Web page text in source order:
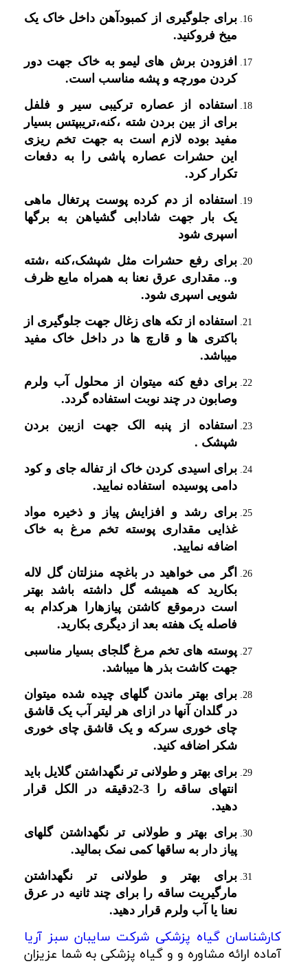
برای جلوگیری از کمبودآهن داخل خاک یک
میخ فروکنید.
افزودن برش های لیمو به خاک جهت دور
کردن مورچه و پشه مناسب است.
استفاده از عصاره ترکیبی سیر و فلفل
برای از بین بردن شته ،کنه،تریبپتس بسیار
مفید بوده لازم است به جهت تخم ریزی
این حشرات عصاره پاشی را به دفعات
تکرار کرد.
استفاده از دم کرده پوست پرتغال ماهی
یک بار جهت شادابی گشیاهن به برگها
اسپری شود
برای رفع حشرات مثل شپشک،کنه ،شته
و.. مقداری عرق نعنا به همراه مایع ظرف
شویی اسپری شود.
استفاده از تکه های زغال جهت جلوگیری از
باکتری ها و قارچ ها در داخل خاک مفید
میباشد.
برای دفع کنه میتوان از محلول آب ولرم
وصابون در چند نوبت استفاده گردد.
استفاده از پنبه الک جهت ازبین بردن
شپشک .
برای اسیدی کردن خاک از تفاله جای و کود
دامی پوسیده استفاده نمایید.
برای رشد و افزایش پیاز و ذخیره مواد
غذایی مقداری پوسته تخم مرغ به خاک
اضافه نمایید.
اگر می خواهید در باغچه منزلتان گل لاله
بکارید که همیشه گل داشته باشد بهتر
است درموقع کاشتن پیازهارا هرکدام به
فاصله یک هفته بعد از دیگری بکارید.
پوسته های تخم مرغ گلجای بسیار مناسبی
جهت کاشت بذر ها میباشد.
برای بهتر ماندن گلهای چیده شده میتوان
در گلدان آنها در ازای هر لیتر آب یک قاشق
چای خوری سرکه و یک قاشق چای خوری
شکر اضافه کنید.
برای بهتر و طولانی تر نگهداشتن گلایل باید
انتهای ساقه را 3-2دقیقه در الکل قرار
دهید.
برای بهتر و طولانی تر نگهداشتن گلهای
پیاز دار به ساقها کمی نمک بمالید.
برای بهتر و طولانی تر نگهداشتن
مارگیریت ساقه را برای چند ثانیه در عرق
نعنا یا آب ولرم قرار دهید.
کارشناسان گیاه پزشکی شرکت سایبان سبز آریا
آماده ارائه مشاوره و و گیاه پزشکی به شما عزیزان